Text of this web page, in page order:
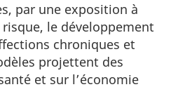
par une exposition à
le développement
chroniques et
projettent des
et sur l’économie